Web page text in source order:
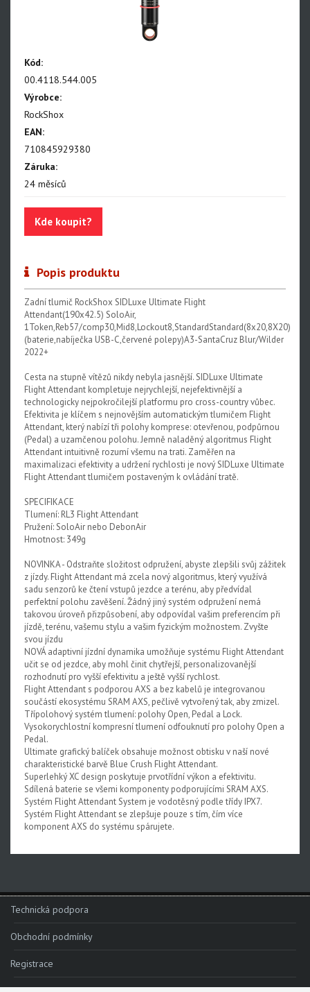
Paragon
Rudy
SIDLuxe
Deluxe, Super Deluxe
Vivid - NEW!!!
Reverb AXS XPLR
Reverb
Oleje, maziva, kapaliny
Upgrade kity
Nářadí, hustilky
Náhradní díly k vidlicím
Náhradní díly k tlumičům
Pevné osy
Blatníky
Kód:
00.4118.544.005
Výrobce:
RockShox
EAN:
710845929380
Záruka:
24 měsíců
Kde koupit?
Popis produktu
Zadní tlumič RockShox SIDLuxe Ultimate Flight
Attendant(190x42.5) SoloAir,
1Token,Reb57/comp30,Mid8,Lockout8,StandardStandard(8x20,8X20)
(baterie,nabíječka USB-C,červené polepy)A3-SantaCruz Blur/Wilder
2022+
Cesta na stupně vítězů nikdy nebyla jasnější. SIDLuxe Ultimate
Flight Attendant kompletuje nejrychlejší, nejefektivnější a
technologicky nejpokročilejší platformu pro cross-country vůbec.
Efektivita je klíčem s nejnovějším automatickým tlumičem Flight
Attendant, který nabízí tři polohy komprese: otevřenou, podpůrnou
(Pedal) a uzamčenou polohu. Jemně naladěný algoritmus Flight
Attendant intuitivně rozumí všemu na trati. Zaměřen na
maximalizaci efektivity a udržení rychlosti je nový SIDLuxe Ultimate
Flight Attendant tlumičem postaveným k ovládání tratě.
SPECIFIKACE
Tlumení: RL3 Flight Attendant
Pružení: SoloAir nebo DebonAir
Hmotnost: 349g
NOVINKA - Odstraňte složitost odpružení, abyste zlepšili svůj zážitek
z jízdy. Flight Attendant má zcela nový algoritmus, který využívá
sadu senzorů ke čtení vstupů jezdce a terénu, aby předvídal
perfektní polohu zavěšení. Žádný jiný systém odpružení nemá
takovou úroveň přizpůsobení, aby odpovídal vašim preferencím při
jízdě, terénu, vašemu stylu a vašim fyzickým možnostem. Zvyšte
svou jízdu
NOVÁ adaptivní jízdní dynamika umožňuje systému Flight Attendant
učit se od jezdce, aby mohl činit chytřejší, personalizovanější
rozhodnutí pro vyšší efektivitu a ještě vyšší rychlost.
Flight Attendant s podporou AXS a bez kabelů je integrovanou
součástí ekosystému SRAM AXS, pečlivě vytvořený tak, aby zmizel.
Třípolohový systém tlumení: polohy Open, Pedal a Lock.
Vysokorychlostní kompresní tlumení odfouknutí pro polohy Open a
Pedal.
Ultimate grafický balíček obsahuje možnost obtisku v naší nové
charakteristické barvě Blue Crush Flight Attendant.
Superlehký XC design poskytuje prvotřídní výkon a efektivitu.
Sdílená baterie se všemi komponenty podporujícími SRAM AXS.
Systém Flight Attendant System je vodotěsný podle třídy IPX7.
Systém Flight Attendant se zlepšuje pouze s tím, čím více
komponent AXS do systému spárujete.
Technická podpora
Obchodní podmínky
Registrace